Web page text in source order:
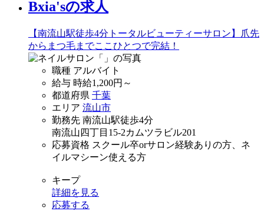
Bxia'sの求人
【南流山駅徒歩4分トータルビューティーサロン】爪先
からまつ毛までここひとつで完結！
職種 アルバイト
給与 時給1,200円～
都道府県 千葉
エリア 流山市
勤務先 南流山駅徒歩4分
南流山四丁目15-2カムツラビル201
応募資格 スクール卒orサロン経験ありの方、ネ
イルマシーン使える方
キープ
詳細を見る
応募する